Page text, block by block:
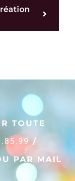
TOUTE
/
PAR MAIL